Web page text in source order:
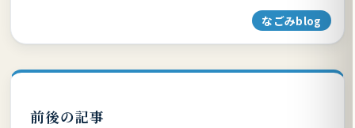
なごみblog
前後の記事